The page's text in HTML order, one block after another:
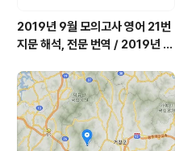
2019년 9월 모의고사 영어 21번
지문 해석, 전문 번역 / 2019년 9
역, 평가원 2019년 고3 9월 영어
영역 외국어영역 전문 해석, Engli
sh to Korean translation